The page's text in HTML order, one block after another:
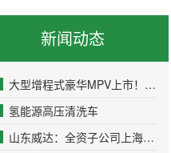
新闻动态
大型增程式豪华MPV上市！配备800V全主动悬架+后轮转向+
氢能源高压清洗车
山东威达：全资子公司上海拜骋电器有限公司主要为电动工具、园林